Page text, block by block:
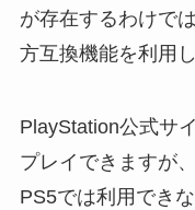
が存在するわけで
方互換機能を利用
PlayStation公式サ
プレイできますが
PS5では利用でき